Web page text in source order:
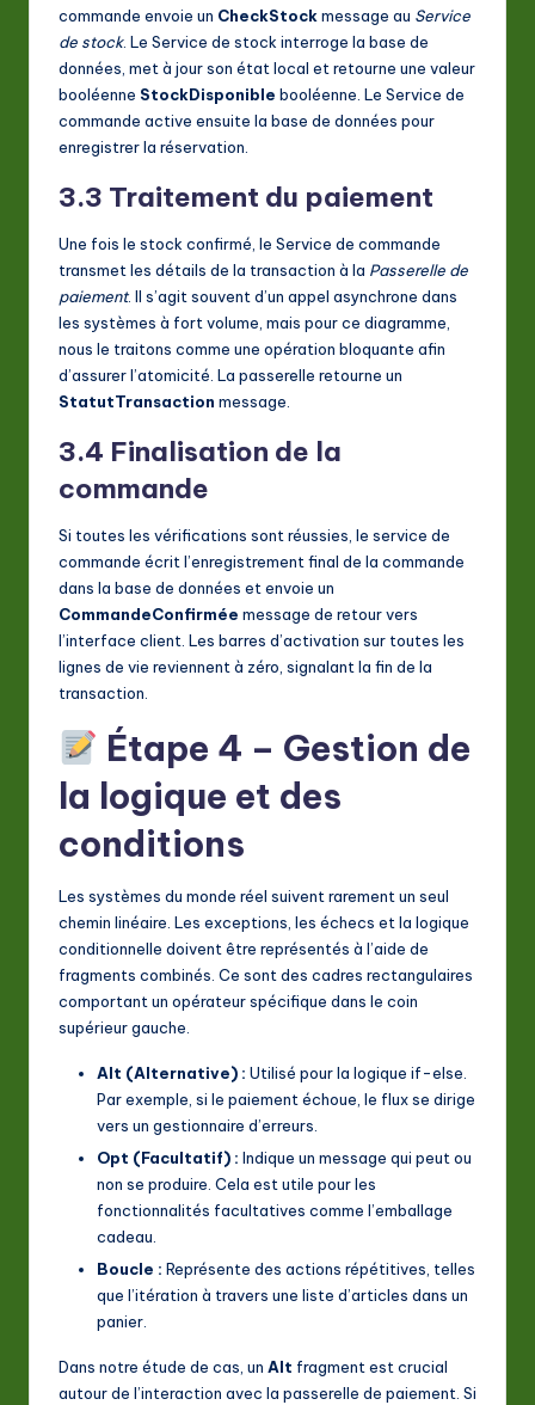
commande envoie un CheckStockmessage au Service
de stock. Le Service de stock interroge la base de
données, met à jour son état local et retourne une valeur
booléenne StockDisponible booléenne. Le Service de
commande active ensuite la base de données pour
enregistrer la réservation.
3.3 Traitement du paiement
Une fois le stock confirmé, le Service de commande
transmet les détails de la transaction à la Passerelle de
paiement. Il s’agit souvent d’un appel asynchrone dans
les systèmes à fort volume, mais pour ce diagramme,
nous le traitons comme une opération bloquante afin
d’assurer l’atomicité. La passerelle retourne un
StatutTransaction message.
3.4 Finalisation de la
commande
Si toutes les vérifications sont réussies, le service de
commande écrit l’enregistrement final de la commande
dans la base de données et envoie un
CommandeConfirmée message de retour vers
l’interface client. Les barres d’activation sur toutes les
lignes de vie reviennent à zéro, signalant la fin de la
transaction.
Étape 4 – Gestion de
la logique et des
conditions
Les systèmes du monde réel suivent rarement un seul
chemin linéaire. Les exceptions, les échecs et la logique
conditionnelle doivent être représentés à l’aide de
fragments combinés. Ce sont des cadres rectangulaires
comportant un opérateur spécifique dans le coin
supérieur gauche.
Alt (Alternative) : Utilisé pour la logique if-else.
Par exemple, si le paiement échoue, le flux se dirige
vers un gestionnaire d’erreurs.
Opt (Facultatif) : Indique un message qui peut ou
non se produire. Cela est utile pour les
fonctionnalités facultatives comme l’emballage
cadeau.
Boucle : Représente des actions répétitives, telles
que l’itération à travers une liste d’articles dans un
panier.
Dans notre étude de cas, un Alt fragment est crucial
autour de l’interaction avec la passerelle de paiement. Si